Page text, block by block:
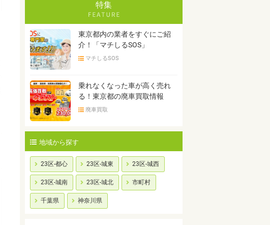
特集
東京都内の業者をすぐにご紹
介！「マチしるSOS」
マチしるSOS
乗れなくなった車が高く売れ
る！東京都の廃車買取情報
廃車買取
地域から探す
23区-都心 23区-城東 23区-城西
23区-城南 23区-城北 市町村
千葉県 神奈川県